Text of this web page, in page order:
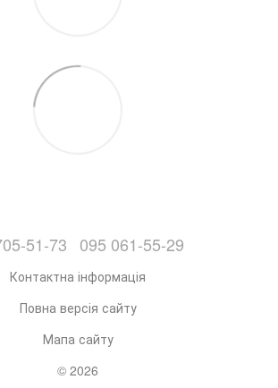
51-73 095 061-55-29
Контактна інформація
Повна версія сайту
Мапа сайту
© 2026